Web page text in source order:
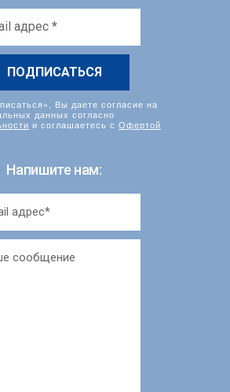
Вы даете согласие на
данных согласно
и соглашаетесь с Офертой
Напишите нам: